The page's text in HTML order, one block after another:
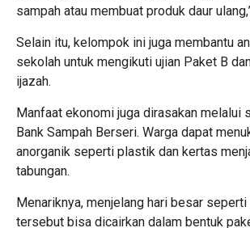
sampah atau membuat produk daur
Selain itu, kelompok ini juga membantu
sekolah untuk mengikuti ujian Paket B
ijazah.
Manfaat ekonomi juga dirasakan melalui
Bank Sampah Berseri. Warga dapat
anorganik seperti plastik dan kertas
tabungan.
Menariknya, menjelang hari besar
tersebut bisa dicairkan dalam bentuk